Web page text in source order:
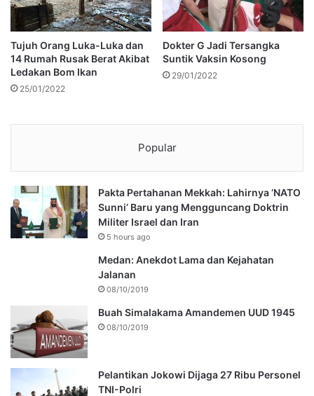
Tujuh Orang Luka-Luka dan
14 Rumah Rusak Berat Akibat
Ledakan Bom Ikan
25/01/2022
Dokter G Jadi Tersangka
Suntik Vaksin Kosong
29/01/2022
Popular
Pakta Pertahanan Mekkah: Lahirnya ‘NATO
Sunni’ Baru yang Mengguncang Doktrin
Militer Israel dan Iran
5 hours ago
Medan: Anekdot Lama dan Kejahatan
Jalanan
08/10/2019
Buah Simalakama Amandemen UUD 1945
08/10/2019
Pelantikan Jokowi Dijaga 27 Ribu Personel
TNI-Polri